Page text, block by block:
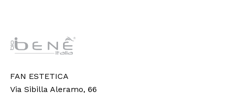
FAN ESTETICA
Via Sibilla Aleramo, 66